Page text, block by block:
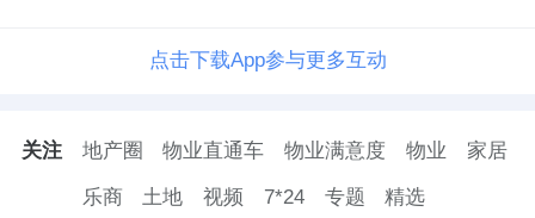
点击下载App参与更多互动
关注 地产圈 物业直通车 物业满意度 物业 家居
乐商 土地 视频 7*24 专题 精选